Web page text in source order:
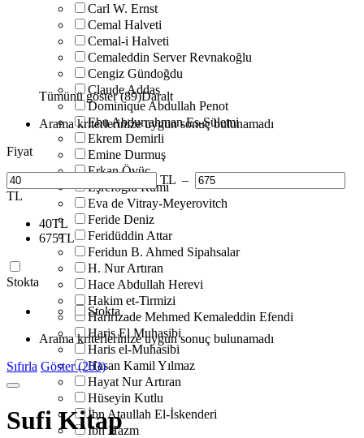
Carl W. Ernst
Cemal Halveti
Cemal-i Halveti
Cemaleddin Server Revnakoğlu
Cengiz Gündoğdu
Claude Addas
Dominique Abdullah Penot
Ebu Abdurrahman Es-Sülemi
Ekrem Demirli
Emine Durmuş
Erkan Övüç
Eşrefoğlu Rumi
Eva de Vitray-Meyerovitch
Feride Deniz
Feridüddin Attar
Feridun B. Ahmed Sipahsalar
H. Nur Artıran
Hace Abdullah Herevi
Hakim et-Tirmizi
Haririzade Mehmed Kemaleddin Efendi
Haris El Muhasibi
Haris el-Muhasibi
Hasan Kamil Yılmaz
Hayat Nur Artıran
Hüseyin Kutlu
İbn Ataullah El-İskenderi
İbn Hazm
Tümünü göster (89)Daralt
Arama kriterlerinize uygun sonuç bulunamadı
Fiyat
TL –
TL
40TL
675TL
Stokta
Stokta
Arama kriterlerinize uygun sonuç bulunamadı
Sıfırla Göster (203)
Sufi Kitap